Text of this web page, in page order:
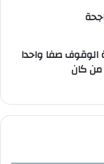
الوقوف صفا واحدا
من كان